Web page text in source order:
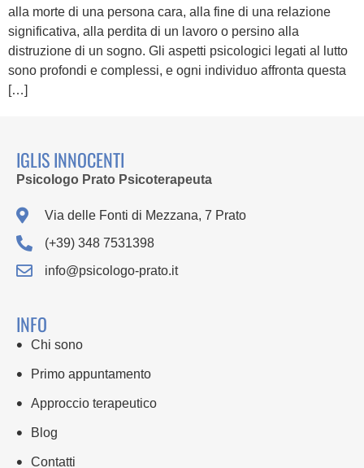
alla morte di una persona cara, alla fine di una relazione
significativa, alla perdita di un lavoro o persino alla
distruzione di un sogno. Gli aspetti psicologici legati al lutto
sono profondi e complessi, e ogni individuo affronta questa
[…]
IGLIS INNOCENTI
Psicologo Prato Psicoterapeuta
Via delle Fonti di Mezzana, 7 Prato
(+39) 348 7531398
info@psicologo-prato.it
INFO
Chi sono
Primo appuntamento
Approccio terapeutico
Blog
Contatti